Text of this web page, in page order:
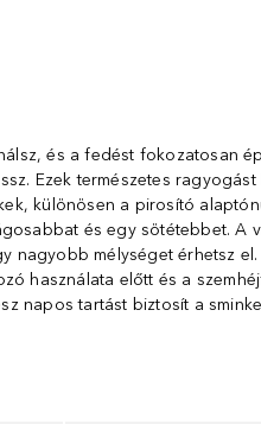
és a fedést fokozatosan
Ezek természetes
különösen a pirosító
és egy sötétebbet.
nagyobb mélységet érhetsz el.
használata előtt és a
napos tartást biztosít a